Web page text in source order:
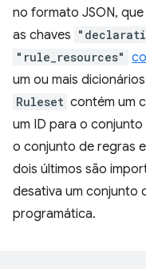
no formato JSON,
as chaves
"rule_resources"
um ou mais dicionários
Ruleset contém um
um ID para o
o conjunto de regras
dois últimos são
desativa um conjunto
programática.